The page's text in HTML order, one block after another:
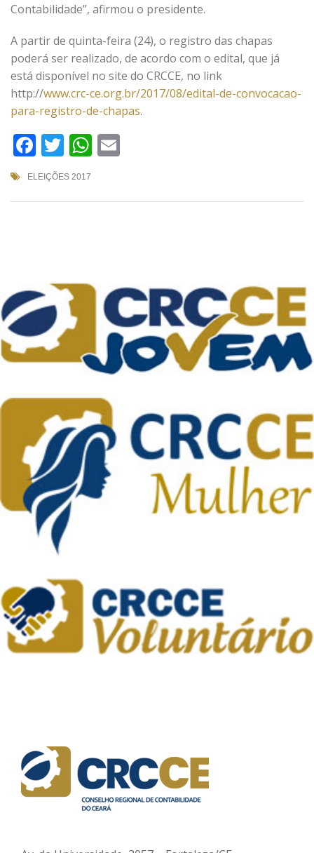
Contabilidade”, afirmou o presidente.
A partir de quinta-feira (24), o registro das chapas
poderá ser realizado, de acordo com o edital, que já
está disponível no site do CRCCE, no link
http://www.crc-ce.org.br/2017/08/edital-de-convocacao-
para-registro-de-chapas.
Facebook
TwitterWhatsApp
ELEIÇÕES 2017